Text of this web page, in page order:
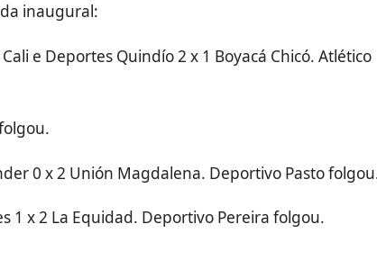
inaugural:
e Deportes Quindío 2 x 1 Boyacá Chicó. Atlético
0 x 2 Unión Magdalena. Deportivo Pasto
1 x 2 La Equidad. Deportivo Pereira folgou.